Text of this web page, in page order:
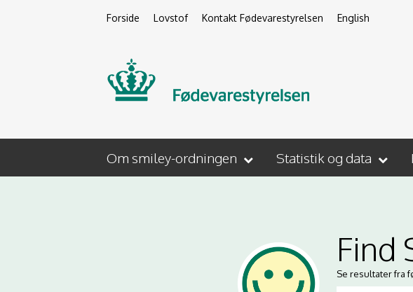
Forside Lovstof Kontakt Fødevarestyrelsen English
Om smiley-ordningen Statistik og data
Find
Se resultater fra